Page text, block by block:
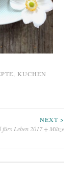
KUCHEN
NEXT >
fürs Leben 2017 + Mütze